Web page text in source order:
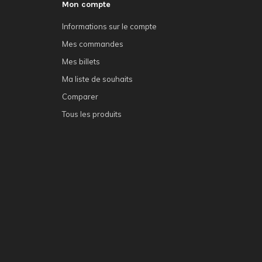
Mon compte
Informations sur le compte
Mes commandes
Mes billets
Ma liste de souhaits
Comparer
Tous les produits